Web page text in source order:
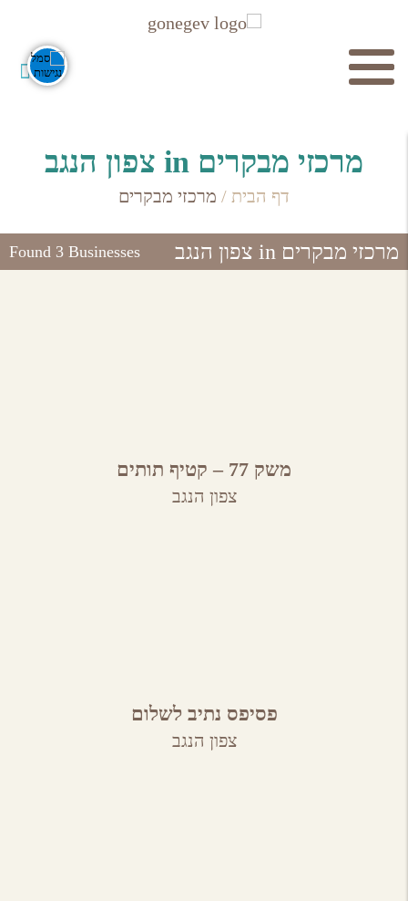
חיפוש
מרכזי מבקרים in צפון הנגב
דף הבית / מרכזי מבקרים
מרכזי מבקרים in צפון הנגב Found 3 Businesses
משק 77 – קטיף תותים
צפון הנגב
פסיפס נתיב לשלום
צפון הנגב